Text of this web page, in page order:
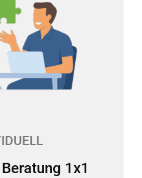
1x1
1x1
eine wichtige
uns haben Sie einen
Ihnen mit Rat und Tat